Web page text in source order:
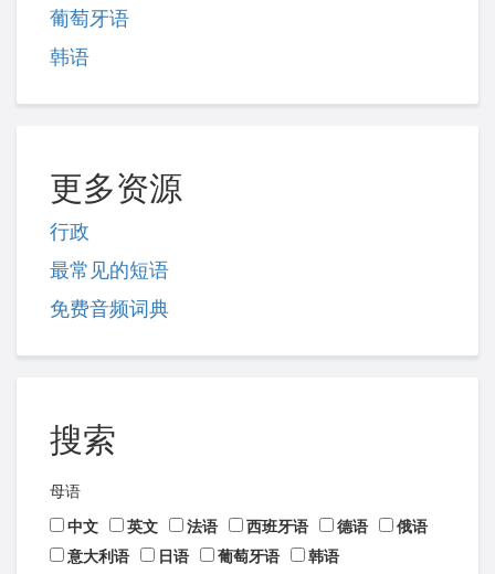
葡萄牙语
韩语
更多资源
行政
最常见的短语
免费音频词典
搜索
母语
中文
英文 法语 西班牙语 德语
俄语
意大利语
日语 葡萄牙语 韩语